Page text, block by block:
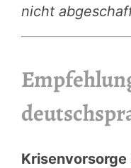
nicht